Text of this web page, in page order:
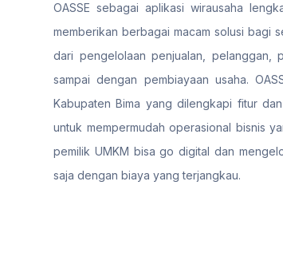
OASSE sebagai aplikasi wirausaha
memberikan berbagai macam solusi bagi
dari pengelolaan penjualan, pelanggan,
sampai dengan pembiayaan usaha.
Kabupaten Bima yang dilengkapi fitur
untuk mempermudah operasional bisnis
pemilik UMKM bisa go digital dan
saja dengan biaya yang terjangkau.